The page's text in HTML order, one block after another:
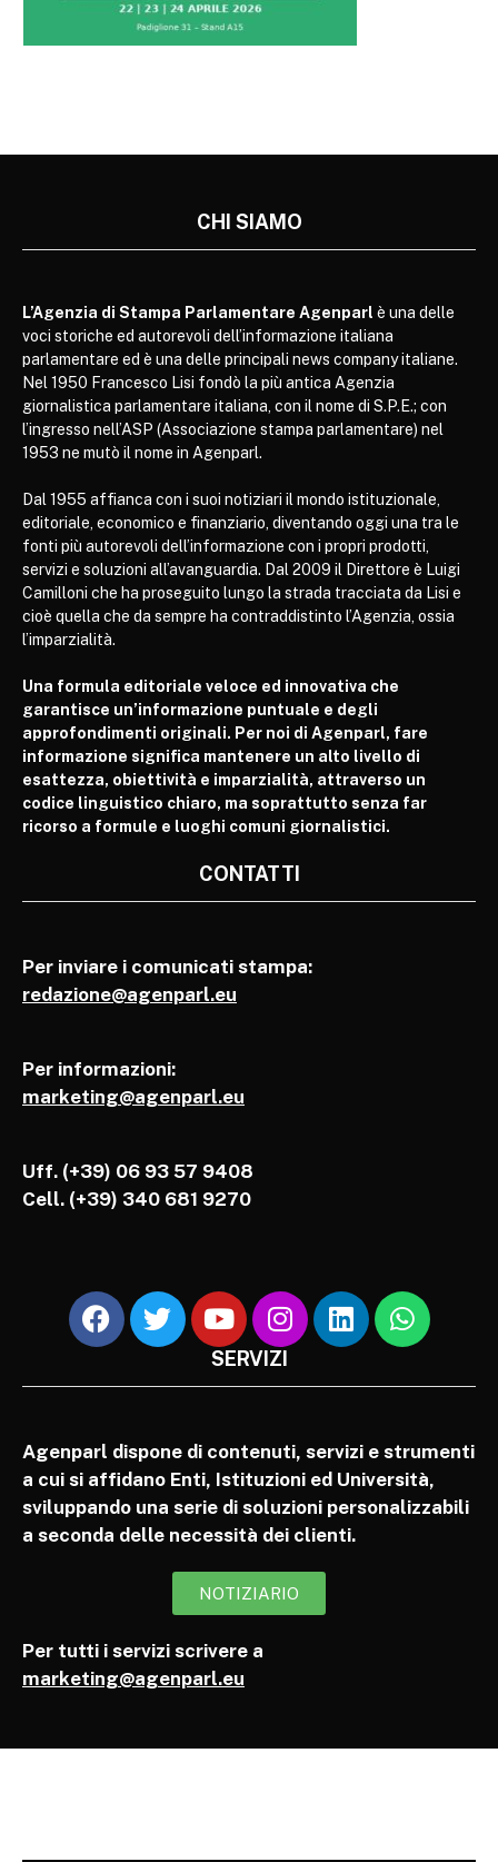
CHI SIAMO
L’Agenzia di Stampa Parlamentare Agenparl è una delle
voci storiche ed autorevoli dell’informazione italiana
parlamentare ed è una delle principali news company italiane.
Nel 1950 Francesco Lisi fondò la più antica Agenzia
giornalistica parlamentare italiana, con il nome di S.P.E.; con
l’ingresso nell’ASP (Associazione stampa parlamentare) nel
1953 ne mutò il nome in Agenparl.
Dal 1955 affianca con i suoi notiziari il mondo istituzionale,
editoriale, economico e finanziario, diventando oggi una tra le
fonti più autorevoli dell’informazione con i propri prodotti,
servizi e soluzioni all’avanguardia. Dal 2009 il Direttore è Luigi
Camilloni che ha proseguito lungo la strada tracciata da Lisi e
cioè quella che da sempre ha contraddistinto l’Agenzia, ossia
l’imparzialità.
Una formula editoriale veloce ed innovativa che
garantisce un’informazione puntuale e degli
approfondimenti originali. Per noi di Agenparl, fare
informazione significa mantenere un alto livello di
esattezza, obiettività e imparzialità, attraverso un
codice linguistico chiaro, ma soprattutto senza far
ricorso a formule e luoghi comuni giornalistici.
CONTATTI
Per inviare i comunicati stampa:
redazione@agenparl.eu
Per informazioni:
marketing@agenparl.eu
Uff. (+39) 06 93 57 9408
Cell. (+39) 340 681 9270
SERVIZI
Agenparl dispone di contenuti, servizi e strumenti
a cui si affidano Enti, Istituzioni ed Università,
sviluppando una serie di soluzioni personalizzabili
a seconda delle necessità dei clienti.
NOTIZIARIO
Per tutti i servizi scrivere a
marketing@agenparl.eu